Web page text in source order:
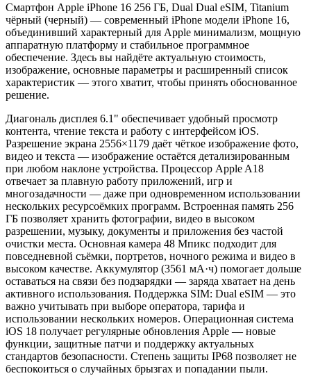
Смартфон Apple iPhone 16 256 ГБ, Dual Dual eSIM, Titanium
чёрный (черный) — современный iPhone модели iPhone 16,
объединивший характерный для Apple минимализм, мощную
аппаратную платформу и стабильное программное
обеспечение. Здесь вы найдёте актуальную стоимость,
изображение, основные параметры и расширенный список
характеристик — этого хватит, чтобы принять обоснованное
решение.
Диагональ дисплея 6.1" обеспечивает удобный просмотр
контента, чтение текста и работу с интерфейсом iOS.
Разрешение экрана 2556×1179 даёт чёткое изображение фото,
видео и текста — изображение остаётся детализированным
при любом наклоне устройства. Процессор Apple A18
отвечает за плавную работу приложений, игр и
многозадачности — даже при одновременном использовании
нескольких ресурсоёмких программ. Встроенная память 256
ГБ позволяет хранить фотографии, видео в высоком
разрешении, музыку, документы и приложения без частой
очистки места. Основная камера 48 Мпикс подходит для
повседневной съёмки, портретов, ночного режима и видео в
высоком качестве. Аккумулятор (3561 мА·ч) помогает дольше
оставаться на связи без подзарядки — заряда хватает на день
активного использования. Поддержка SIM: Dual eSIM — это
важно учитывать при выборе оператора, тарифа и
использовании нескольких номеров. Операционная система
iOS 18 получает регулярные обновления Apple — новые
функции, защитные патчи и поддержку актуальных
стандартов безопасности. Степень защиты IP68 позволяет не
беспокоиться о случайных брызгах и попадании пыли.